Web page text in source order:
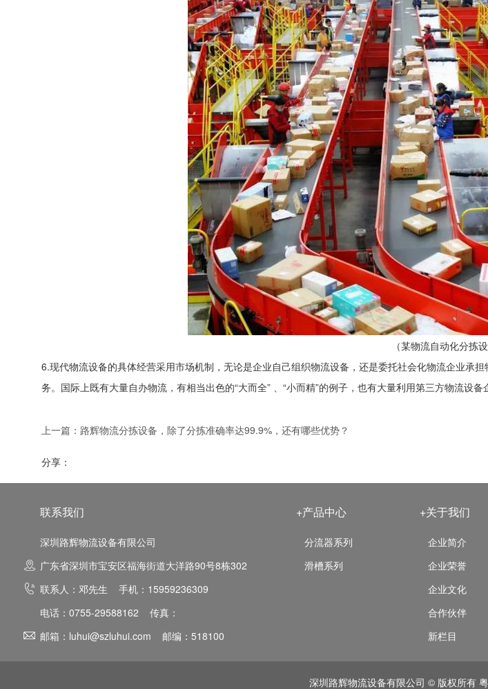
（某物流自动化分拣
6.现代物流设备的具体经营采用市场机制，无论是企业自己组织物流设备，还是委托社会化物流企业承
务。国际上既有大量自办物流，有相当出色的“大而全” 、“小而精”的例子，也有大量利用第三方物流设
上一篇： 路辉物流分拣设备，除了分拣准确率达99.9%，还有哪些优势？
分享：
联系我们
深圳路辉物流设备有限公司
广东省深圳市宝安区福海街道大洋路90号8栋302
联系人：邓先生 手机：15959236309
电话：0755-29588162 传真：
邮箱：luhui@szluhui.com 邮编：518100
+产品中心
分流器系列
滑槽系列
+关于我们
企业简介
企业荣誉
企业文化
合作伙伴
新栏目
深圳路辉物流设备有限公司 © 版权所有